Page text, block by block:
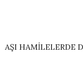
AŞI HAMİLELERDE